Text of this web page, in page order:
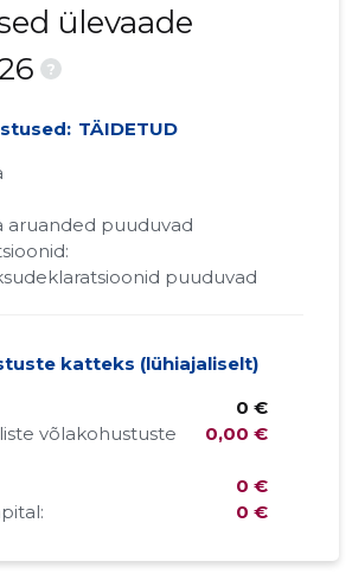
ülevaade
?
TÄIDETUD
aruanded puuduvad
puuduvad
katteks (lühiajaliselt)
0 €
võlakohustuste
0,00 €
0 €
0 €